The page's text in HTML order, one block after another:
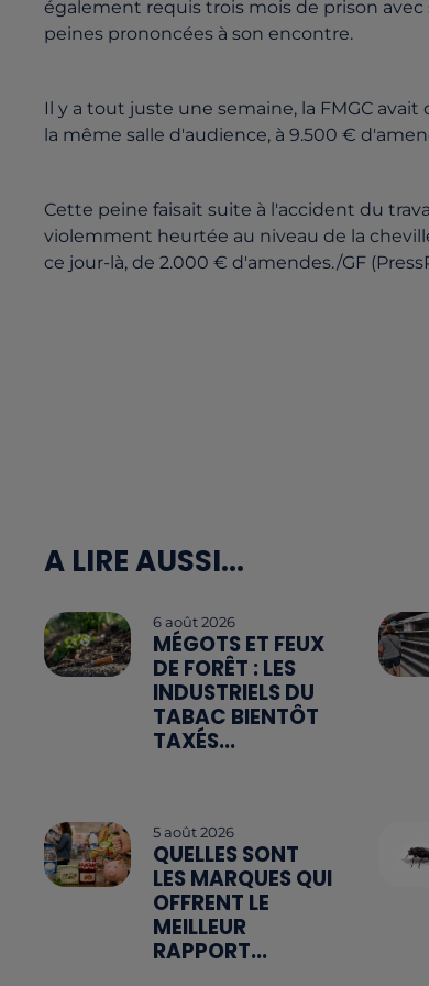
également requis trois mois de prison avec
peines prononcées à son encontre.
Il y a tout juste une semaine, la FMGC
la même salle d'audience, à 9.500 €
Cette peine faisait suite à l'accident du
violemment heurtée au niveau de la
ce jour-là, de 2.000 € d'amendes./GF
A LIRE AUSSI...
6 août 2026
MÉGOTS ET FEUX
DE FORÊT : LES
INDUSTRIELS DU
TABAC BIENTÔT
TAXÉS...
5 août 2026
QUELLES SONT
LES MARQUES QUI
OFFRENT LE
MEILLEUR
RAPPORT...